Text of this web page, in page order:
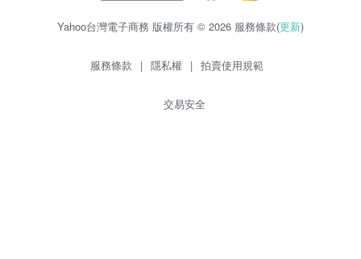
Yahoo台灣電子商務 版權所有 © 2026 服務條款(更新)
服務條款 | 隱私權 | 拍賣使用規範
交易安全